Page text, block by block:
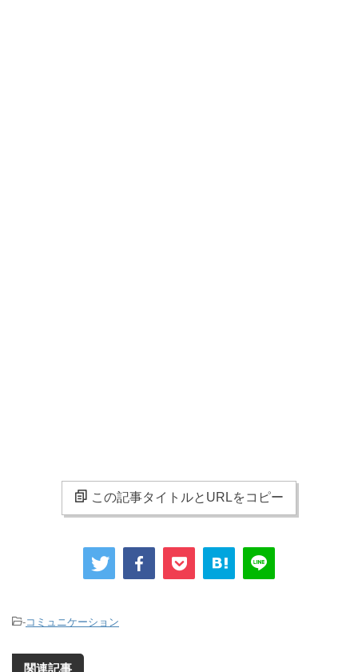
この記事タイトルとURLをコピー
-コミュニケーション
関連記事